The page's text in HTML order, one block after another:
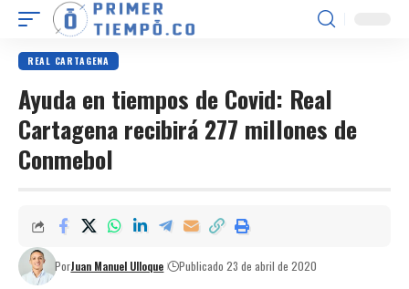
REAL CARTAGENA
Ayuda en tiempos de Covid: Real
Cartagena recibirá 277 millones de
Conmebol
PorJuan Manuel Ulloque Publicado 23 de abril de 2020